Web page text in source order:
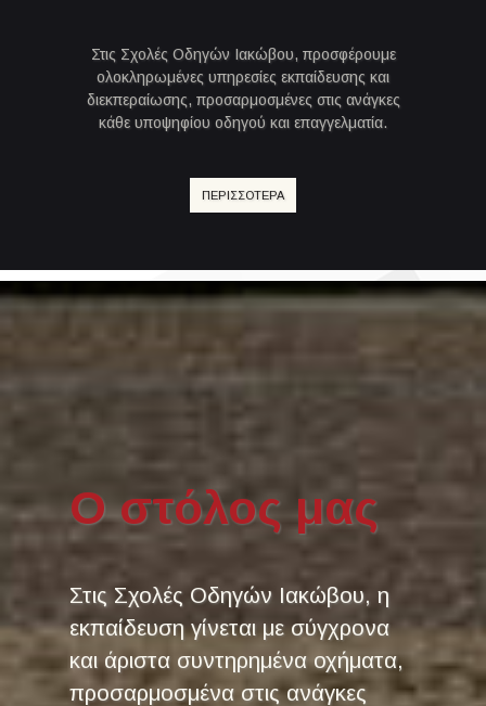
Στις Σχολές Οδηγών Ιακώβου, προσφέρουμε
ολοκληρωμένες υπηρεσίες εκπαίδευσης και
διεκπεραίωσης, προσαρμοσμένες στις ανάγκες
κάθε υποψηφίου οδηγού και επαγγελματία.
ΠΕΡΙΣΣΟΤΕΡΑ
Ο στόλος μας
Στις Σχολές Οδηγών Ιακώβου, η
εκπαίδευση γίνεται με σύγχρονα
και άριστα συντηρημένα οχήματα,
προσαρμοσμένα στις ανάγκες